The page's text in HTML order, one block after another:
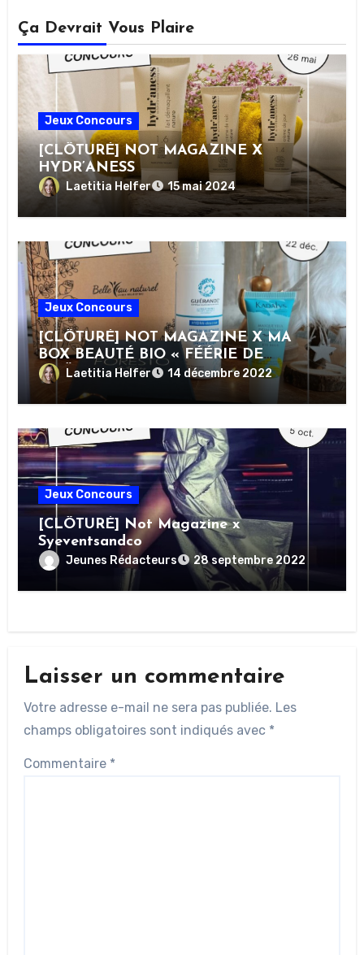
Ça Devrait Vous Plaire
Jeux Concours
[CLÔTURÉ] NOT MAGAZINE X
HYDR’ANESS
Laetitia Helfer 15 mai 2024
Jeux Concours
[CLÔTURÉ] NOT MAGAZINE X MA
BOX BEAUTÉ BIO « FÉÉRIE DE
NOËL » DE BELLE AU NATUREL
Laetitia Helfer 14 décembre 2022
Jeux Concours
[CLÔTURÉ] Not Magazine x
Syeventsandco
Jeunes Rédacteurs 28 septembre 2022
Laisser un commentaire
Votre adresse e-mail ne sera pas publiée. Les
champs obligatoires sont indiqués avec *
Commentaire *